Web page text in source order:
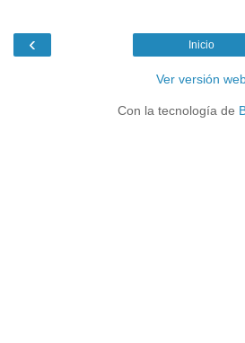
‹ Inicio
Ver versión
Con la tecnología de